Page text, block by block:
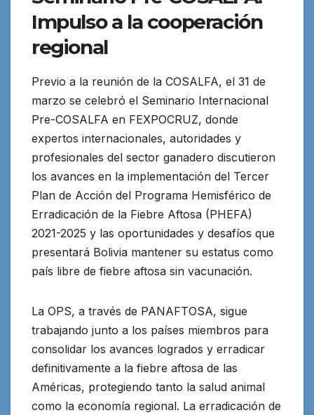
Impulso a la cooperación
regional
Previo a la reunión de la COSALFA, el 31 de
marzo se celebró el Seminario Internacional
Pre-COSALFA en FEXPOCRUZ, donde
expertos internacionales, autoridades y
profesionales del sector ganadero discutieron
los avances en la implementación del Tercer
Plan de Acción del Programa Hemisférico de
Erradicación de la Fiebre Aftosa (PHEFA)
2021-2025 y las oportunidades y desafíos que
presentará Bolivia mantener su estatus como
país libre de fiebre aftosa sin vacunación.
La OPS, a través de PANAFTOSA, sigue
trabajando junto a los países miembros para
consolidar los avances logrados y erradicar
definitivamente a la fiebre aftosa de las
Américas, protegiendo tanto la salud animal
como la economía regional. La erradicación de